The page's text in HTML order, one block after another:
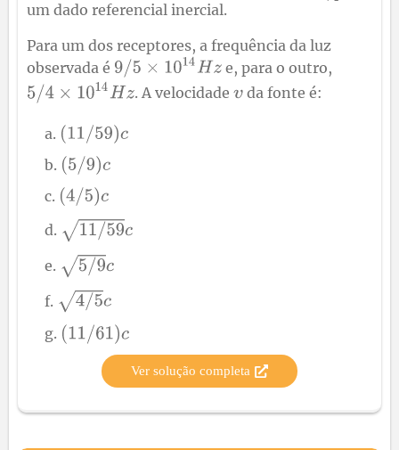
um dado referencial inercial.
Para um dos receptores, a frequência da luz
observada é
e, para o outro,
. A velocidade da fonte é:
Ver solução completa